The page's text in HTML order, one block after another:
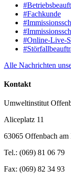
#Fachkunde
#Online-Live-
Alle Nachrichten
Kontakt
Umweltinstitut
Aliceplatz 11
63065 Offenbach am
Tel.: (069) 81 06 79
Fax: (069) 82 34 93